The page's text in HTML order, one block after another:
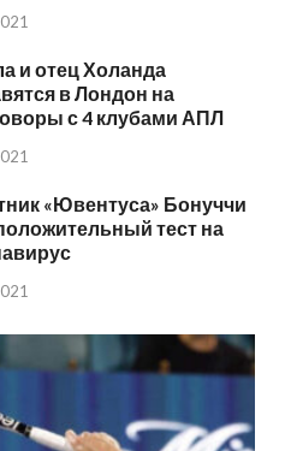
и отец Холанда
в Лондон на
с 4 клубами АПЛ
«Ювентуса» Бонуччи
тест на